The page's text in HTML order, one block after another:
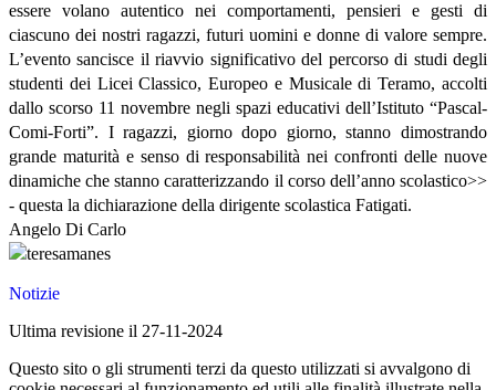
essere volano autentico nei comportamenti, pensieri e gesti di
ciascuno dei nostri ragazzi, futuri uomini e donne di valore sempre.
L’evento sancisce il riavvio significativo del percorso di studi degli
studenti dei Licei Classico, Europeo e Musicale di Teramo, accolti
dallo scorso 11 novembre negli spazi educativi dell’Istituto “Pascal-
Comi-Forti”. I ragazzi, giorno dopo giorno, stanno dimostrando
grande maturità e senso di responsabilità nei confronti delle nuove
dinamiche che stanno caratterizzando il corso dell’anno scolastico>>
- questa la dichiarazione della dirigente scolastica Fatigati.
Angelo Di Carlo
Notizie
Ultima revisione il 27-11-2024
Questo sito o gli strumenti terzi da questo utilizzati si avvalgono di